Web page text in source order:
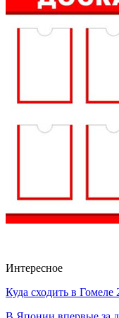
Интересное
Куда сходить в